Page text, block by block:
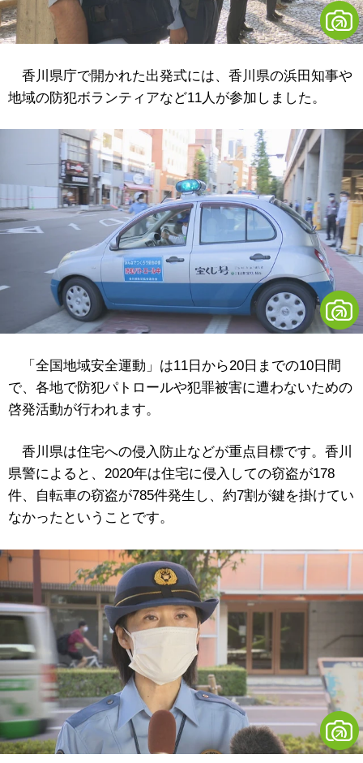
香川県庁で開かれた出発式には、香川県の浜田知事や
地域の防犯ボランティアなど11人が参加しました。
「全国地域安全運動」は11日から20日までの10日間
で、各地で防犯パトロールや犯罪被害に遭わないための
啓発活動が行われます。
香川県は住宅への侵入防止などが重点目標です。香川
県警によると、2020年は住宅に侵入しての窃盗が178
件、自転車の窃盗が785件発生し、約7割が鍵を掛けてい
なかったということです。